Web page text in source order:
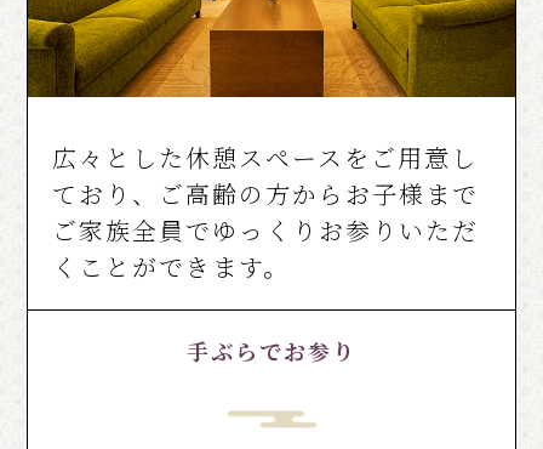
広々とした休憩スペースをご用意し
ており、ご高齢の方からお子様まで
ご家族全員でゆっくりお参りいただ
くことができます。
手ぶらでお参り